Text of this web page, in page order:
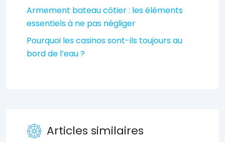
Armement bateau côtier : les éléments
essentiels à ne pas négliger
Pourquoi les casinos sont-ils toujours au
bord de l’eau ?
Articles similaires